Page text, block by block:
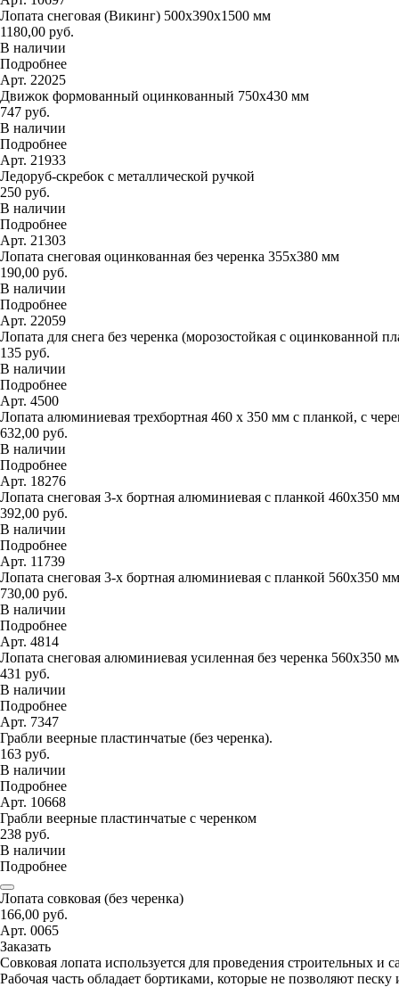
Лопата снеговая (Викинг) 500х390х1500 мм
1180,00 руб.
В наличии
Подробнее
Арт. 22025
Движок формованный оцинкованный 750х430 мм
747 руб.
В наличии
Подробнее
Арт. 21933
Ледоруб-скребок с металлической ручкой
250 руб.
В наличии
Подробнее
Арт. 21303
Лопата снеговая оцинкованная без черенка 355х380 мм
190,00 руб.
В наличии
Подробнее
Арт. 22059
Лопата для снега без черенка (морозостойкая с оцинкованной
135 руб.
В наличии
Подробнее
Арт. 4500
Лопата алюминиевая трехбортная 460 х 350 мм с планкой, с
632,00 руб.
В наличии
Подробнее
Арт. 18276
Лопата снеговая 3-х бортная алюминиевая с планкой 460х350 мм
392,00 руб.
В наличии
Подробнее
Арт. 11739
Лопата снеговая 3-х бортная алюминиевая с планкой 560х350 мм
730,00 руб.
В наличии
Подробнее
Арт. 4814
Лопата снеговая алюминиевая усиленная без черенка 560х350
431 руб.
В наличии
Подробнее
Арт. 7347
Грабли веерные пластинчатые (без черенка).
163 руб.
В наличии
Подробнее
Арт. 10668
Грабли веерные пластинчатые с черенком
238 руб.
В наличии
Подробнее
Лопата совковая (без черенка)
166,00 руб.
Арт. 0065
Заказать
Совковая лопата используется для проведения строительных и
Рабочая часть обладает бортиками, которые не позволяют